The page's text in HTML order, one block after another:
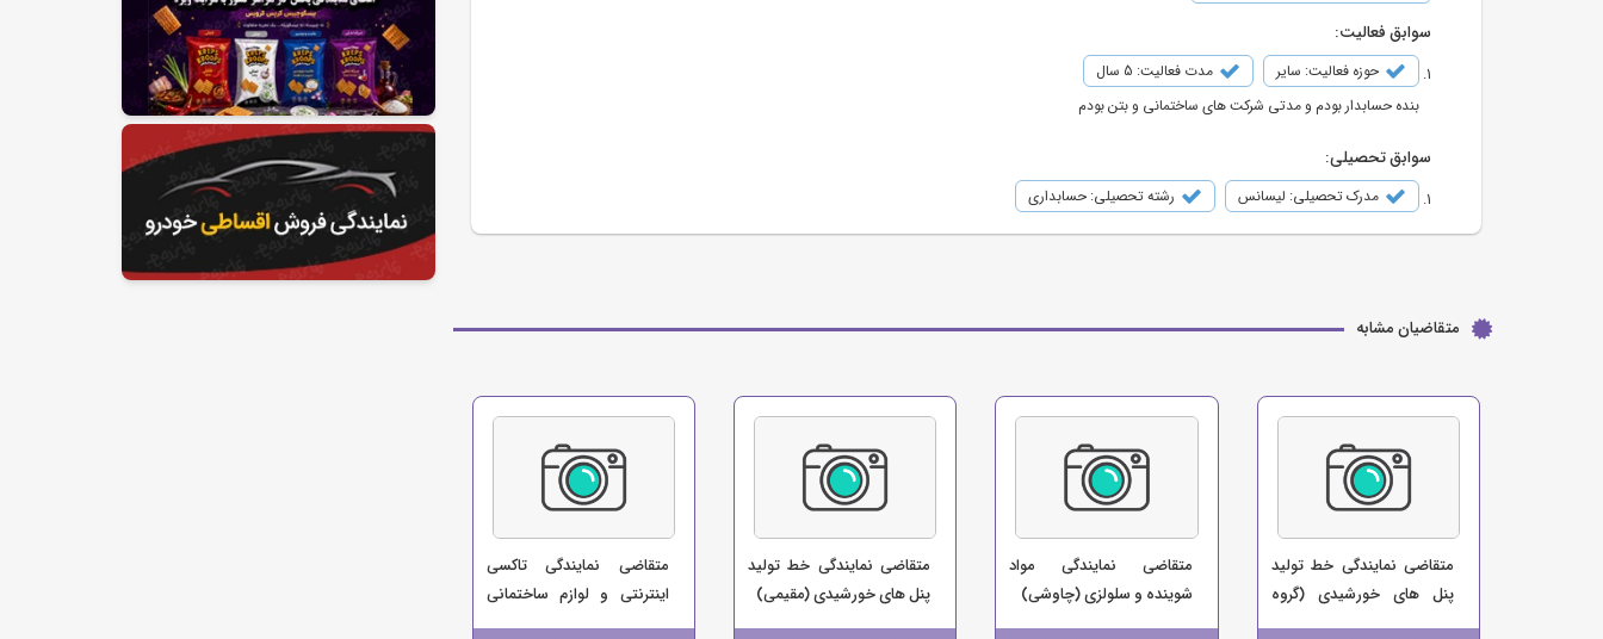
سوابق فعالیت:
حوزه فعالیت: سایر
مدت فعالیت: 5 سال
بنده حسابدار بودم و مدتی شرکت های ساختمانی و بتن بودم
سوابق تحصیلی:
مدرک تحصیلی: لیسانس رشته تحصیلی: حسابداری
متقاضیان مشابه
متقاضی نمایندگی خط تولید
پنل های خورشیدی (گروه
صنعتی حمید)
متقاضی نمایندگی مواد
شوینده و سلولزی (چاوشی)
متقاضی نمایندگی خط تولید
پنل های خورشیدی (مقیمی)
متقاضی نمایندگی تاکسی
اینترنتی و لوازم ساختمانی
(موسسه اتومبیل کرایه 90)